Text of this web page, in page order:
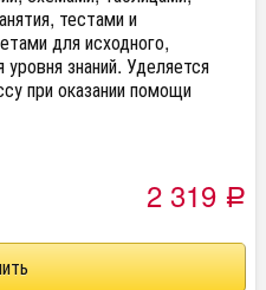
тестами и
для исходного,
знаний. Уделяется
при оказании помощи
2 319 Р